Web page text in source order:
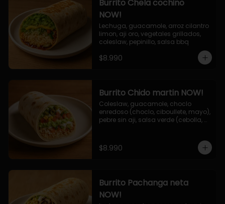
Burrito Chela cochino
NOW!
Lechuga, guacamole, arroz cilantro
limon, aji oro, vegetales grillados,
coleslaw, pepinillo, salsa bbq
$8.990
Burrito Chido martin NOW!
Coleslaw, guacamole, choclo
enredoso (choclo, ciboullete, mayo),
pebre sin aji, salsa verde (cebolla,
$8.990
Burrito Pachanga neta
NOW!